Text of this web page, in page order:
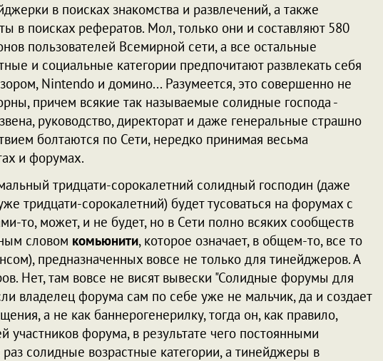
в поисках знакомства и развлечений, а также
в поисках рефератов. Мол, только они и составляют 580
пользователей Всемирной сети, а все остальные
и социальные категории предпочитают развлекать себя
Nintendo и домино... Разумеется, это совершенно не
причем всякие так называемые солидные господа -
руководство, директорат и даже генеральные страшно
болтаются по Сети, нередко принимая весьма
и форумах.
тридцати-сорокалетний солидный господин (даже
тридцати-сорокалетний) будет тусоваться на форумах с
то, может, и не будет, но в Сети полно всяких сообществ
словом комьюнити, которое означает, в общем-то, все то
предназначенных вовсе не только для тинейджеров. А
Нет, там вовсе не висят вывески "Солидные форумы для
владелец форума сам по себе уже не мальчик, да и создает
а не как баннерогенерилку, тогда он, как правило,
участников форума, в результате чего постоянными
раз солидные возрастные категории, а тинейджеры в